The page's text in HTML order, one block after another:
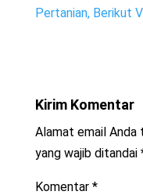
Pertanian, Berikut
Kirim Komentar
Alamat email Anda
yang wajib ditandai
Komentar *